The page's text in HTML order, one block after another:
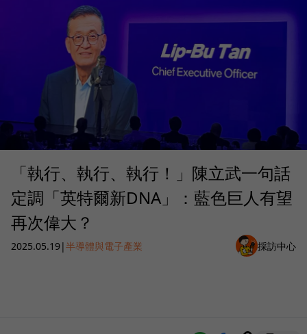
「執行、執行、執行！」陳立武一句話
定調「英特爾新DNA」：藍色巨人有望
再次偉大？
2025.05.19|半導體與電子產業 採訪中心